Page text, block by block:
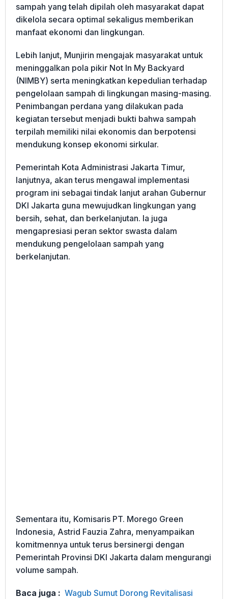
sampah yang telah dipilah oleh masyarakat dapat
dikelola secara optimal sekaligus memberikan
manfaat ekonomi dan lingkungan.
Lebih lanjut, Munjirin mengajak masyarakat untuk
meninggalkan pola pikir Not In My Backyard
(NIMBY) serta meningkatkan kepedulian terhadap
pengelolaan sampah di lingkungan masing-masing.
Penimbangan perdana yang dilakukan pada
kegiatan tersebut menjadi bukti bahwa sampah
terpilah memiliki nilai ekonomis dan berpotensi
mendukung konsep ekonomi sirkular.
Pemerintah Kota Administrasi Jakarta Timur,
lanjutnya, akan terus mengawal implementasi
program ini sebagai tindak lanjut arahan Gubernur
DKI Jakarta guna mewujudkan lingkungan yang
bersih, sehat, dan berkelanjutan. Ia juga
mengapresiasi peran sektor swasta dalam
mendukung pengelolaan sampah yang
berkelanjutan.
Sementara itu, Komisaris PT. Morego Green
Indonesia, Astrid Fauzia Zahra, menyampaikan
komitmennya untuk terus bersinergi dengan
Pemerintah Provinsi DKI Jakarta dalam mengurangi
volume sampah.
Baca juga : Wagub Sumut Dorong Revitalisasi